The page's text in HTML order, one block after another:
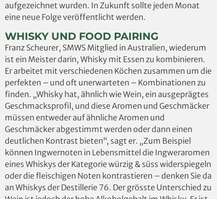
aufgezeichnet wurden. In Zukunft sollte jeden Monat
eine neue Folge veröffentlicht werden.
WHISKY UND FOOD PAIRING
Franz Scheurer, SMWS Mitglied in Australien, wiederum
ist ein Meister darin, Whisky mit Essen zu kombinieren.
Er arbeitet mit verschiedenen Köchen zusammen um die
perfekten – und oft unerwarteten – Kombinationen zu
finden. „Whisky hat, ähnlich wie Wein, ein ausgeprägtes
Geschmacksprofil, und diese Aromen und Geschmäcker
müssen entweder auf ähnliche Aromen und
Geschmäcker abgestimmt werden oder dann einen
deutlichen Kontrast bieten“, sagt er. „Zum Beispiel
können Ingwernoten in Lebensmittel die Ingweraromen
eines Whiskys der Kategorie würzig & süss widerspiegeln
oder die fleischigen Noten kontrastieren – denken Sie da
an Whiskys der Destillerie 76. Der grösste Unterschied zu